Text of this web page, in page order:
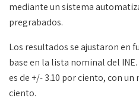
mediante un sistema
pregrabados.
Los resultados se ajustaron en
base en la lista nominal del
es de +/- 3.10 por ciento, con
ciento.